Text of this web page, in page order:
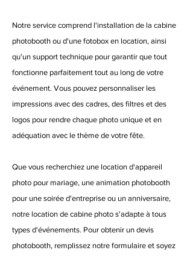
Notre service comprend l'installation de la cabine
photobooth ou d'une fotobox en location, ainsi
qu'un support technique pour garantir que tout
fonctionne parfaitement tout au long de votre
événement. Vous pouvez personnaliser les
impressions avec des cadres, des filtres et des
logos pour rendre chaque photo unique et en
adéquation avec le thème de votre fête.
Que vous recherchiez une location d'appareil
photo pour mariage, une animation photobooth
pour une soirée d'entreprise ou un anniversaire,
notre location de cabine photo s'adapte à tous
types d'événements. Pour obtenir un devis
photobooth, remplissez notre formulaire et soyez